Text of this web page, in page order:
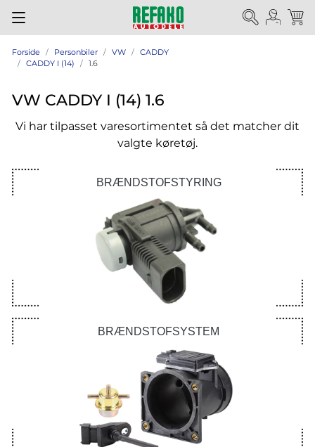
Forside Personbiler VW
CADDY
CADDY I (14)
1.6
VW CADDY I (14) 1.6
Vi har tilpasset varesortimentet så det matcher dit
valgte køretøj.
BRÆNDSTOFSTYRING
BRÆNDSTOFSYSTEM